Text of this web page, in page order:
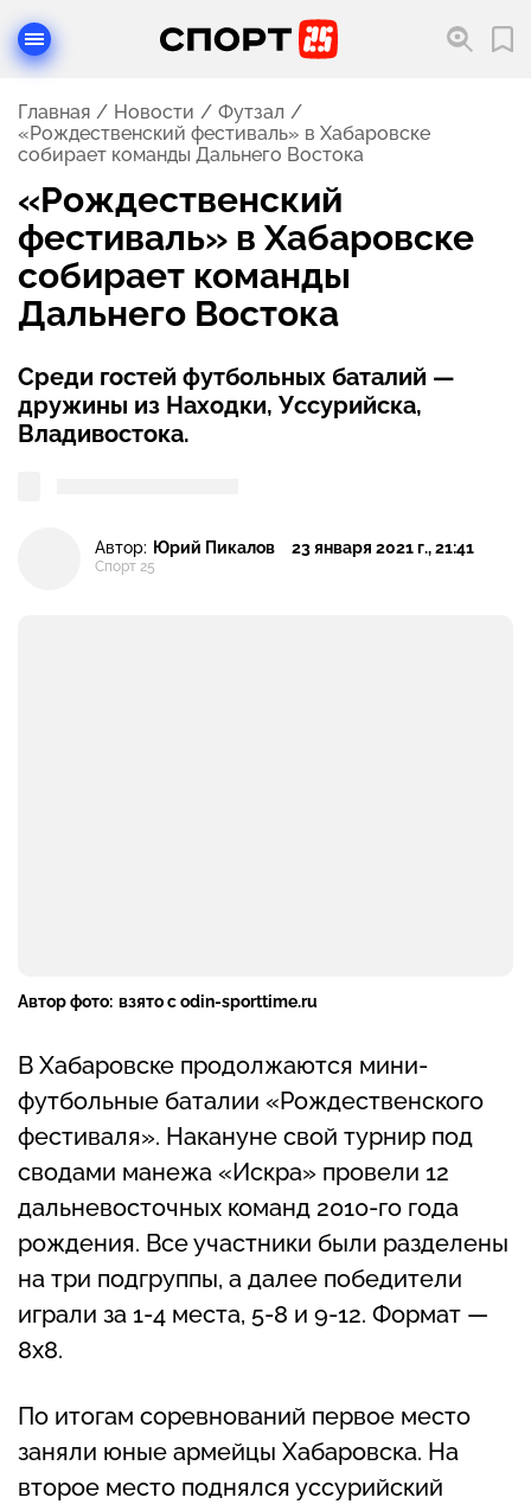
Главная Новости
Футзал
«Рождественский фестиваль» в Хабаровске
собирает команды Дальнего Востока
«Рождественский
фестиваль» в Хабаровске
собирает команды
Дальнего Востока
Среди гостей футбольных баталий —
дружины из Находки, Уссурийска,
Владивостока.
Автор: Юрий Пикалов
Спорт 25
23 января 2021 г., 21:41
Автор фото: взято с odin-sporttime.ru
В Хабаровске продолжаются мини-
футбольные баталии «Рождественского
фестиваля». Накануне свой турнир под
сводами манежа «Искра» провели 12
дальневосточных команд 2010-го года
рождения. Все участники были разделены
на три подгруппы, а далее победители
играли за 1-4 места, 5-8 и 9-12. Формат —
8х8.
По итогам соревнований первое место
заняли юные армейцы Хабаровска. На
второе место поднялся уссурийский